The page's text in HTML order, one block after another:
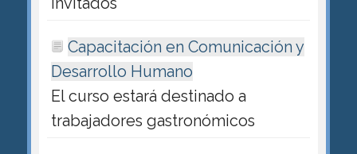
Capacitación en Comunicación y
Desarrollo Humano
El curso estará destinado a
trabajadores gastronómicos